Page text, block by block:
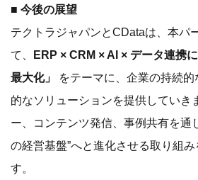
■ 今後の展望
テクトラジャパンとCDataは、本パ
て、
ERP × CRM × AI × データ連携
最大化」
をテーマに、企業の持続
的なソリューションを提供していき
ー、コンテンツ発信、事例共有を通
の経営基盤”へと進化させる取り組
す。